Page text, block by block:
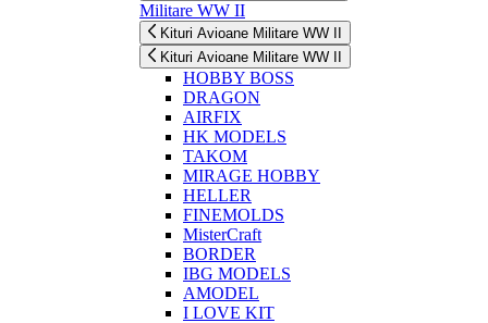
Militare WW II
Kituri Avioane Militare WW II
Kituri Avioane Militare WW II
HOBBY BOSS
DRAGON
AIRFIX
HK MODELS
TAKOM
MIRAGE HOBBY
HELLER
FINEMOLDS
MisterCraft
BORDER
IBG MODELS
AMODEL
I LOVE KIT